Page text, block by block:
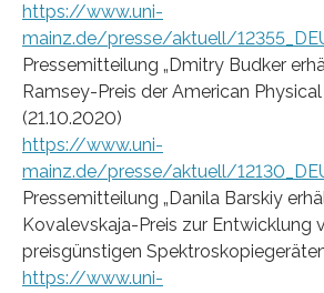
https://www.uni-
mainz.de/presse/aktuell/
Pressemitteilung „Dmitry Budker
Ramsey-Preis der American
(21.10.2020)
https://www.uni-
mainz.de/presse/aktuell/
Pressemitteilung „Danila Barskiy
Kovalevskaja-Preis zur Entwicklung
preisgünstigen
https://www.uni-